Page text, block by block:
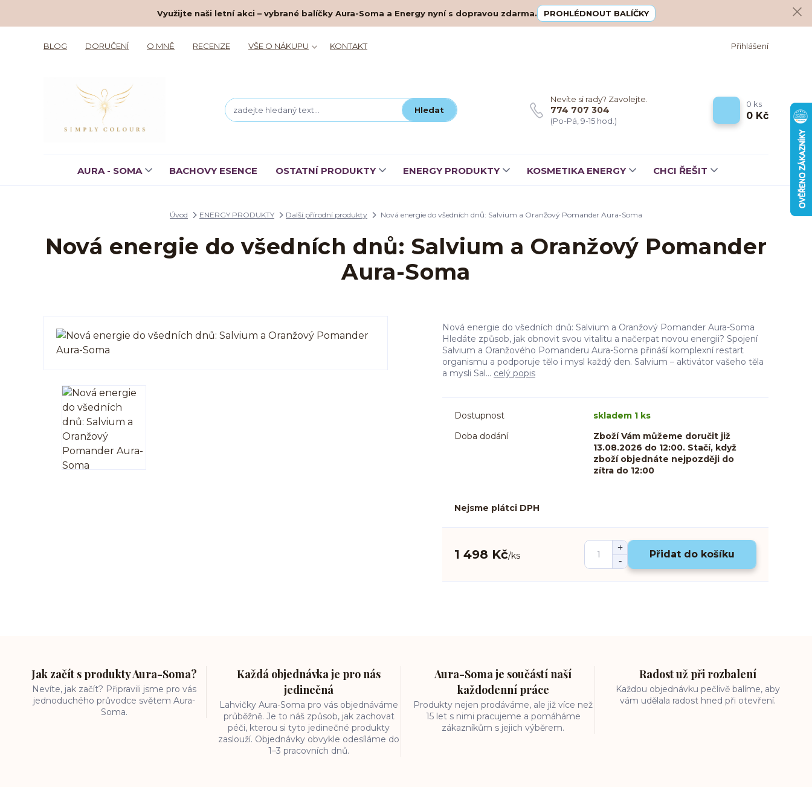
Využijte naši letní akci – vybrané balíčky Aura-Soma a Energy nyní s dopravou zdarma. PROHLÉDNOUT BALÍČKY
BLOG DORUČENÍ O MNĚ RECENZE VŠE O NÁKUPU KONTAKT Přihlášení
Hledat
Nevíte si rady? Zavolejte.
774 707 304
(Po-Pá, 9-15 hod.)
0 ks
0 Kč
AURA - SOMA BACHOVY ESENCE OSTATNÍ PRODUKTY ENERGY PRODUKTY KOSMETIKA ENERGY CHCI ŘEŠIT
Úvod ENERGY PRODUKTY Další přírodní produkty Nová energie do všedních dnů: Salvium a Oranžový Pomander Aura-Soma
Nová energie do všedních dnů: Salvium a Oranžový Pomander
Aura-Soma
Nová energie do všedních dnů: Salvium a Oranžový Pomander Aura-Soma
Hledáte způsob, jak obnovit svou vitalitu a načerpat novou energii? Spojení
Salvium a Oranžového Pomanderu Aura-Soma přináší komplexní restart
organismu a podporuje tělo i mysl každý den. Salvium – aktivátor vašeho těla
a mysli Sal... celý popis
Dostupnost
skladem 1 ks
Doba dodání
Zboží Vám můžeme doručit již
13.08.2026 do 12:00. Stačí, když
zboží objednáte nejpozději do
zítra do 12:00
Nejsme plátci DPH
1 498 Kč/ks Přidat do košíku
Jak začít s produkty Aura-Soma?
Nevíte, jak začít? Připravili jsme pro vás
jednoduchého průvodce světem Aura-
Soma.
Každá objednávka je pro nás
jedinečná
Lahvičky Aura-Soma pro vás objednáváme
průběžně. Je to náš způsob, jak zachovat
péči, kterou si tyto jedinečné produkty
zaslouží. Objednávky obvykle odesíláme do
1–3 pracovních dnů.
Aura-Soma je součástí naší
každodenní práce
Produkty nejen prodáváme, ale již více než
15 let s nimi pracujeme a pomáháme
zákazníkům s jejich výběrem.
Radost už při rozbalení
Každou objednávku pečlivě balíme, aby
vám udělala radost hned při otevření.